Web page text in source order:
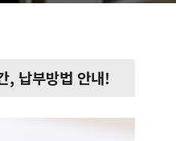
, 납부방법 안내!